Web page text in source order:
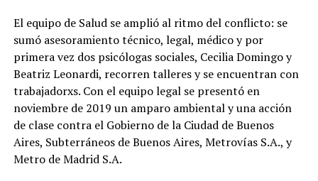
El equipo de Salud se amplió al ritmo del conflicto: se
sumó asesoramiento técnico, legal, médico y por
primera vez dos psicólogas sociales, Cecilia Domingo y
Beatriz Leonardi, recorren talleres y se encuentran con
trabajadorxs. Con el equipo legal se presentó en
noviembre de 2019 un amparo ambiental y una acción
de clase contra el Gobierno de la Ciudad de Buenos
Aires, Subterráneos de Buenos Aires, Metrovías S.A., y
Metro de Madrid S.A.